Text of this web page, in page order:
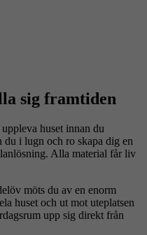
sig framtiden
huset innan du
i lugn och ro skapa dig en
Alla material får liv
möts du av en enorm
huset och ut mot uteplatsen
upp sig direkt från